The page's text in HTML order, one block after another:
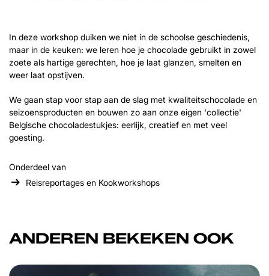
In deze workshop duiken we niet in de schoolse geschiedenis,
maar in de keuken: we leren hoe je chocolade gebruikt in zowel
zoete als hartige gerechten, hoe je laat glanzen, smelten en
weer laat opstijven.
We gaan stap voor stap aan de slag met kwaliteitschocolade en
seizoensproducten en bouwen zo aan onze eigen 'collectie'
Belgische chocoladestukjes: eerlijk, creatief en met veel
goesting.
Onderdeel van
Reisreportages en Kookworkshops
ANDEREN BEKEKEN OOK
Overslaan